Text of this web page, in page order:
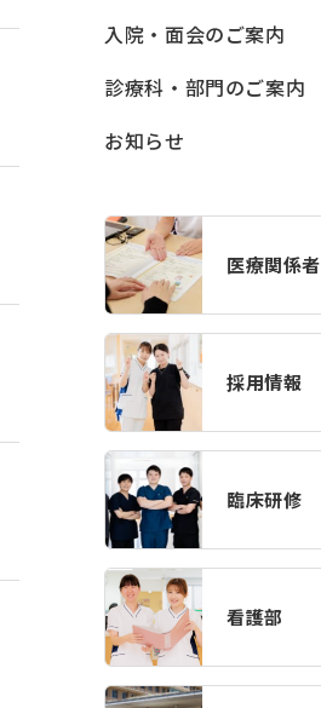
入院・面会のご案内
診療科・部門のご案内
お知らせ
医療関係者
採用情報
臨床研修
看護部